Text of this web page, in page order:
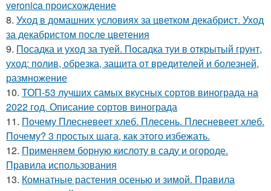
veronica происхождение
8. Уход в домашних условиях за цветком декабрист. Уход
за декабристом после цветения
9. Посадка и уход за туей. Посадка туи в открытый грунт,
уход: полив, обрезка, защита от вредителей и болезней,
размножение
10. ТОП-53 лучших самых вкусных сортов винограда на
2022 год. Описание сортов винограда
11. Почему Плесневеет хлеб. Плесень. Плесневеет хлеб.
Почему? 3 простых шага, как этого избежать.
12. Применяем борную кислоту в саду и огороде.
Правила использования
13. Комнатные растения осенью и зимой. Правила